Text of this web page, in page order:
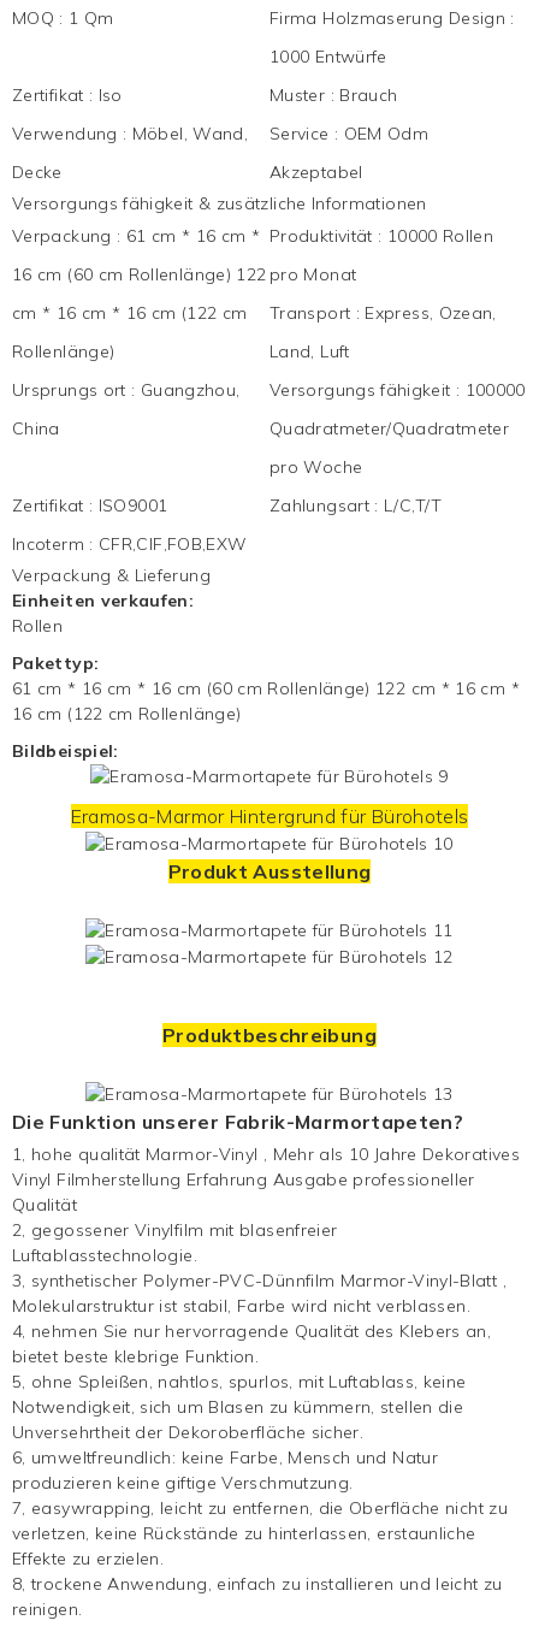
MOQ : 1 Qm Firma Holzmaserung Design :
1000 Entwürfe
Zertifikat : Iso Muster : Brauch
Verwendung : Möbel, Wand,
Decke
Service : OEM Odm
Akzeptabel
Versorgungs fähigkeit & zusätzliche Informationen
Verpackung : 61 cm * 16 cm *
16 cm (60 cm Rollenlänge) 122
cm * 16 cm * 16 cm (122 cm
Rollenlänge)
Produktivität : 10000 Rollen
pro Monat
Transport : Express, Ozean,
Land, Luft
Ursprungs ort : Guangzhou,
China
Versorgungs fähigkeit : 100000
Quadratmeter/Quadratmeter
pro Woche
Zertifikat : ISO9001 Zahlungsart : L/C,T/T
Incoterm : CFR,CIF,FOB,EXW
Verpackung & Lieferung
Einheiten verkaufen:
Rollen
Pakettyp:
61 cm * 16 cm * 16 cm (60 cm Rollenlänge) 122 cm * 16 cm *
16 cm (122 cm Rollenlänge)
Bildbeispiel:
Eramosa-Marmor Hintergrundfür Bürohotels
Produkt Ausstellung
Produktbeschreibung
Die Funktion unserer Fabrik-Marmortapeten?
1, hohe qualität Marmor-Vinyl , Mehr als 10 Jahre Dekoratives
Vinyl Filmherstellung Erfahrung Ausgabe professioneller
Qualität
2, gegossener Vinylfilm mit blasenfreier
Luftablasstechnologie.
3, synthetischer Polymer-PVC-Dünnfilm Marmor-Vinyl-Blatt ,
Molekularstruktur ist stabil, Farbe wird nicht verblassen.
4, nehmen Sie nur hervorragende Qualität des Klebers an,
bietet beste klebrige Funktion.
5, ohne Spleißen, nahtlos, spurlos, mit Luftablass, keine
Notwendigkeit, sich um Blasen zu kümmern, stellen die
Unversehrtheit der Dekoroberfläche sicher.
6, umweltfreundlich: keine Farbe, Mensch und Natur
produzieren keine giftige Verschmutzung.
7, easywrapping, leicht zu entfernen, die Oberfläche nicht zu
verletzen, keine Rückstände zu hinterlassen, erstaunliche
Effekte zu erzielen.
8, trockene Anwendung, einfach zu installieren und leicht zu
reinigen.